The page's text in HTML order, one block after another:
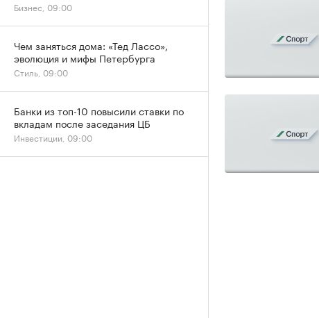
Бизнес, 09:00
Чем заняться дома: «Тед Лассо»,
эволюция и мифы Петербурга
Стиль, 09:00
Банки из топ-10 повысили ставки по
вкладам после заседания ЦБ
Инвестиции, 09:00